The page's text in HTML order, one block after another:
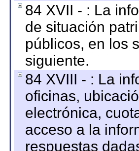
84 XVII - : La
de situación
públicos, en los
siguiente.
84 XVIII - : La
oficinas,
electrónica,
acceso a la
respuestas